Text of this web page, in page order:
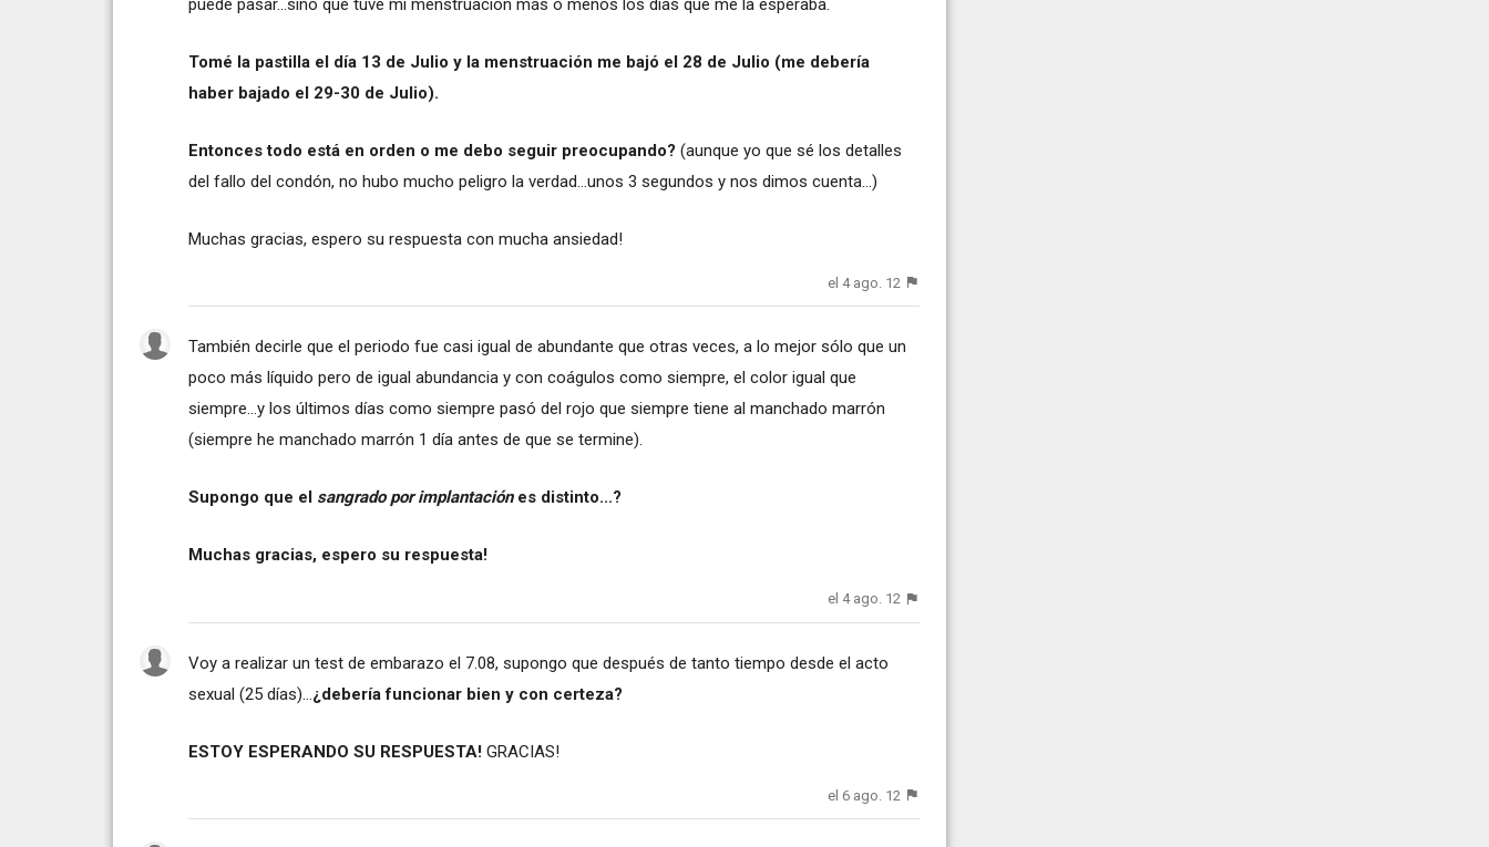
puede pasar...sino que tuve mi menstruación más o menos los días que me la esperaba.
Tomé la pastilla el día 13 de Julio y la menstruación me bajó el 28 de Julio (me debería
haber bajado el 29-30 de Julio).
Entonces todo está en orden o me debo seguir preocupando? (aunque yo que sé los detalles
del fallo del condón, no hubo mucho peligro la verdad...unos 3 segundos y nos dimos cuenta...)
Muchas gracias, espero su respuesta con mucha ansiedad!
el 4 ago. 12
También decirle que el periodo fue casi igual de abundante que otras veces, a lo mejor sólo que un
poco más líquido pero de igual abundancia y con coágulos como siempre, el color igual que
siempre...y los últimos días como siempre pasó del rojo que siempre tiene al manchado marrón
(siempre he manchado marrón 1 día antes de que se termine).
Supongo que el sangrado por implantaciónes distinto...?
Muchas gracias, espero su respuesta!
el 4 ago. 12
Voy a realizar un test de embarazo el 7.08, supongo que después de tanto tiempo desde el acto
sexual (25 días)... ¿debería funcionar bien y con certeza?
ESTOY ESPERANDO SU RESPUESTA! GRACIAS!
el 6 ago. 12